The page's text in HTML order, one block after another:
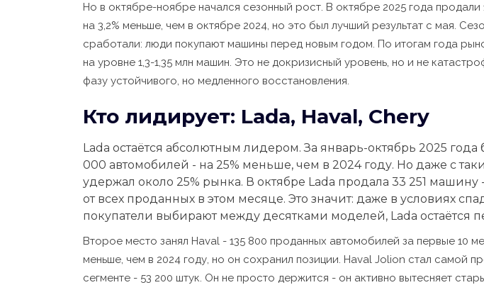
Но в октябре-ноябре начался сезонный рост. В октябре 2025 года продали
на 3,2% меньше, чем в октябре 2024, но это был лучший результат с мая.
сработали: люди покупают машины перед новым годом. По итогам года
на уровне 1,3-1,35 млн машин. Это не докризисный уровень, но и не
фазу устойчивого, но медленного восстановления.
Кто лидирует: Lada, Haval, Chery
Lada остаётся абсолютным лидером. За январь-октябрь 2025 года
000 автомобилей - на 25% меньше, чем в 2024 году. Но даже с
удержал около 25% рынка. В октябре Lada продала 33 251 машину
от всех проданных в этом месяце. Это значит: даже в условиях
покупатели выбирают между десятками моделей, Lada остаётся
Второе место занял Haval - 135 800 проданных автомобилей за первые 10
меньше, чем в 2024 году, но он сохранил позиции. Haval Jolion стал самой
сегменте - 53 200 штук. Он не просто держится - он активно вытесняет